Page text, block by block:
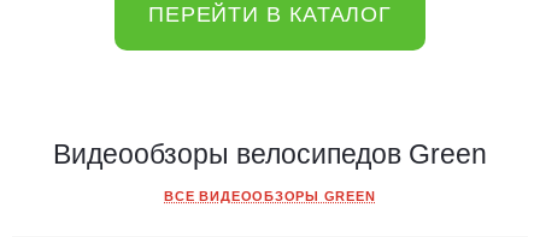
ПЕРЕЙТИ В КАТАЛОГ
Видеообзоры велосипедов Green
ВСЕ ВИДЕООБЗОРЫ GREEN